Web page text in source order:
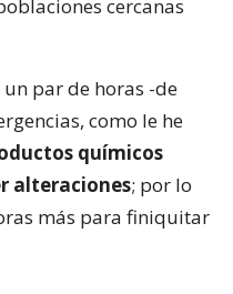
cercanas
par de horas -de
como le he
químicos
alteraciones; por lo
más para finiquitar